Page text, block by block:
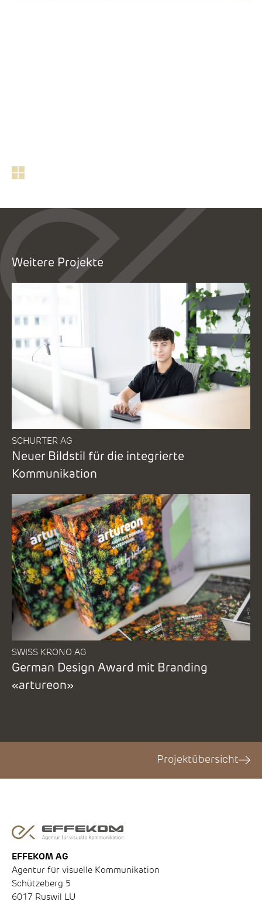
Weitere Projekte
SCHURTER AG
Neuer Bildstil für die integrierte
Kommunikation
SWISS KRONO AG
German Design Award mit Branding
«artureon»
Projektübersicht
EFFEKOM AG
Agentur für visuelle Kommunikation
Schützeberg 5
6017 Ruswil LU